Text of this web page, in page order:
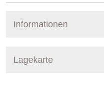
Informationen
Lagekarte